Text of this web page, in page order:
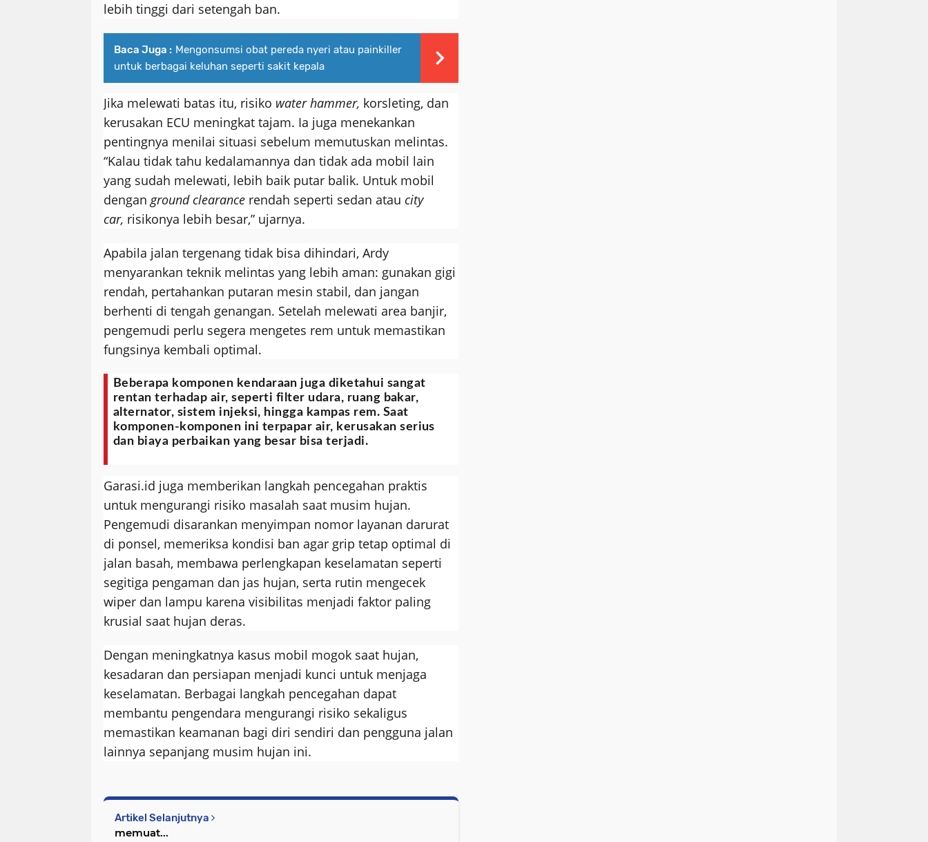
lebih tinggi dari setengah ban.
Baca Juga : Mengonsumsi obat pereda nyeri atau painkiller
untuk berbagai keluhan seperti sakit kepala
Jika melewati batas itu, risiko water hammer, korsleting, dan
kerusakan ECU meningkat tajam. Ia juga menekankan
pentingnya menilai situasi sebelum memutuskan melintas.
“Kalau tidak tahu kedalamannya dan tidak ada mobil lain
yang sudah melewati, lebih baik putar balik. Untuk mobil
dengan ground clearance rendah seperti sedan atau city
car, risikonya lebih besar,” ujarnya.
Apabila jalan tergenang tidak bisa dihindari, Ardy
menyarankan teknik melintas yang lebih aman: gunakan gigi
rendah, pertahankan putaran mesin stabil, dan jangan
berhenti di tengah genangan. Setelah melewati area banjir,
pengemudi perlu segera mengetes rem untuk memastikan
fungsinya kembali optimal.
Beberapa komponen kendaraan juga diketahui sangat
rentan terhadap air, seperti filter udara, ruang bakar,
alternator, sistem injeksi, hingga kampas rem. Saat
komponen-komponen ini terpapar air, kerusakan serius
dan biaya perbaikan yang besar bisa terjadi.
Garasi.id juga memberikan langkah pencegahan praktis
untuk mengurangi risiko masalah saat musim hujan.
Pengemudi disarankan menyimpan nomor layanan darurat
di ponsel, memeriksa kondisi ban agar grip tetap optimal di
jalan basah, membawa perlengkapan keselamatan seperti
segitiga pengaman dan jas hujan, serta rutin mengecek
wiper dan lampu karena visibilitas menjadi faktor paling
krusial saat hujan deras.
Dengan meningkatnya kasus mobil mogok saat hujan,
kesadaran dan persiapan menjadi kunci untuk menjaga
keselamatan. Berbagai langkah pencegahan dapat
membantu pengendara mengurangi risiko sekaligus
memastikan keamanan bagi diri sendiri dan pengguna jalan
lainnya sepanjang musim hujan ini.
Artikel Selanjutnya
memuat...